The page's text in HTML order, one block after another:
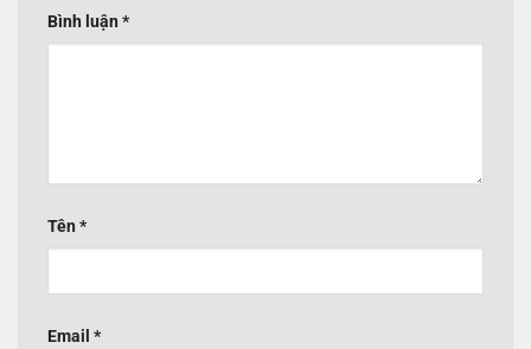
Bình luận *
Tên *
Email *